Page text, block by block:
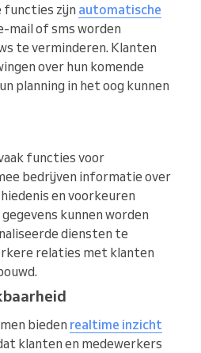
functies zijn automatische
mail of sms worden
te verminderen. Klanten
over hun komende
planning in het oog kunnen
functies voor
bedrijven informatie over
en voorkeuren
kunnen worden
diensten te
relaties met klanten
bieden realtime inzicht
klanten en medewerkers